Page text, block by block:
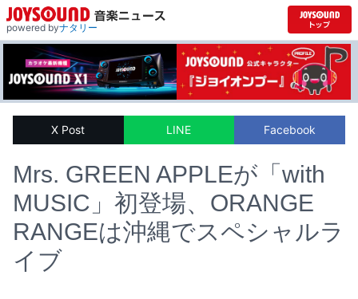
powered byナタリー
X Post LINE Facebook
Mrs. GREEN APPLEが「with
MUSIC」初登場、ORANGE
RANGEは沖縄でスペシャルラ
イブ